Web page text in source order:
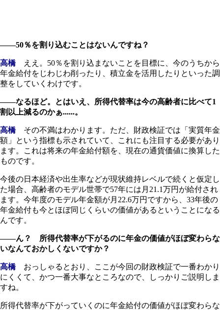
――50％を割り込むことはないんですね？
高橋ええ。50％を割り込まないことを目標に、今のうちから
年金給付をじわじわ削ったり、積立金を活用したりといった調
整をしていくわけです。
――なるほど。とはいえ、所得代替率は今の高齢者に比べて1
割以上減るのかぁ......。
高橋その不満はわかります。ただ、財政検証では「実質年金
額」という指標も示されていて、これにも注目する必要があり
ます。これは将来の年金給付額を、現在の通貨価値に換算した
ものです。
今後の日本経済や出生率などが現状維持レベルで続くと仮定し
た場合、高齢者のモデル世帯で57年には月21.1万円が給付され
ます。今年度のモデル年金額が月22.6万円ですから、33年後の
年金給付も今とほぼ同じくらいの価値があるということになる
んです。
――ん？ 所得代替率が下がるのに年金の価値がほぼ変わらな
いなんておかしくないですか？
高橋おっしゃるとおり、ここが今回の財政検証で一番わかり
にくくて、かつ一番大事なところなので、しっかりご説明しま
すね。
所得代替率が下がっていくのに年金給付の価値がほぼ変わらな